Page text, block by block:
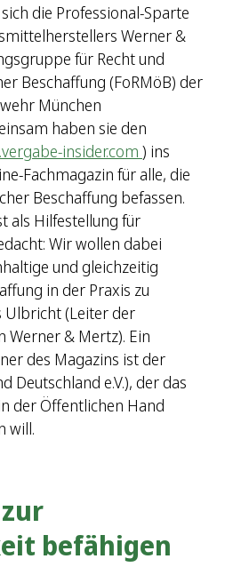
die Professional-Sparte
Werner &
für Recht und
Beschaffung (FoRMöB) der
München
haben sie den
insider.com ) ins
Fachmagazin für alle, die
Beschaffung befassen.
als Hilfestellung für
Wir wollen dabei
und gleichzeitig
in der Praxis zu
Ulbricht (Leiter der
Werner & Mertz). Ein
des Magazins ist der
Deutschland e.V.), der das
der Öffentlichen Hand
will.
befähigen